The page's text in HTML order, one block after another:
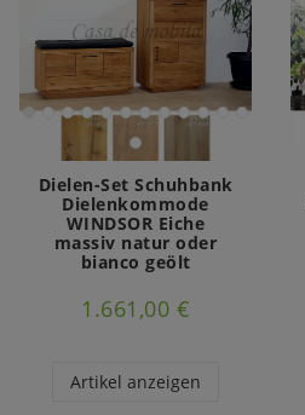
Dielen-Set Schuhbank
Dielenkommode
WINDSOR Eiche
massiv natur oder
bianco geölt
1.661,00 €
Artikel anzeigen